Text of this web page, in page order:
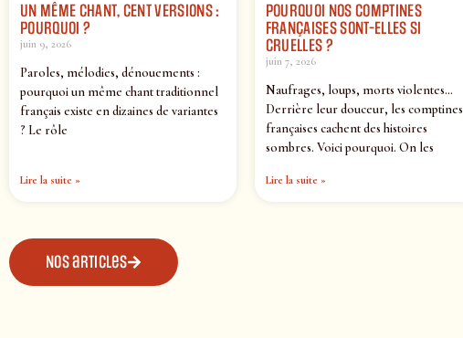
UN MÊME CHANT, CENT VERSIONS :
POURQUOI ?
juin 9, 2026
Paroles, mélodies, dénouements :
pourquoi un même chant traditionnel
français existe en dizaines de variantes
? Le rôle
Lire la suite »
POURQUOI NOS COMPTINES
FRANÇAISES SONT-ELLES SI
CRUELLES ?
juin 7, 2026
Naufrages, loups, morts violentes…
Derrière leur douceur, les comptines
françaises cachent des histoires
sombres. Voici pourquoi. On les
Lire la suite »
Nos articles